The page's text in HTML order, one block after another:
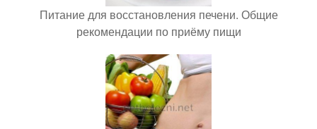
Питание для восстановления печени. Общие
рекомендации по приёму пищи